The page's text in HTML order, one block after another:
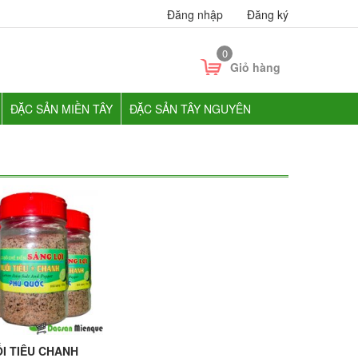
Đăng nhập Đăng ký
0
Giỏ hàng
ĐẶC SẢN MIỀN TÂY ĐẶC SẢN TÂY NGUYÊN
TIÊU CHANH